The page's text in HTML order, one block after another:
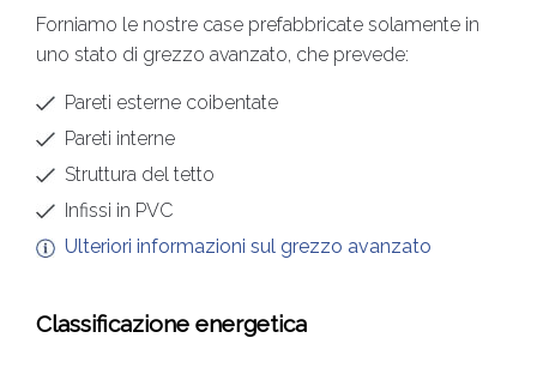
Forniamo le nostre case prefabbricate solamente in
uno stato di grezzo avanzato, che prevede:
Pareti esterne coibentate
Pareti interne
Struttura del tetto
Infissi in PVC
Ulteriori informazioni sul grezzo avanzato
Classificazione energetica